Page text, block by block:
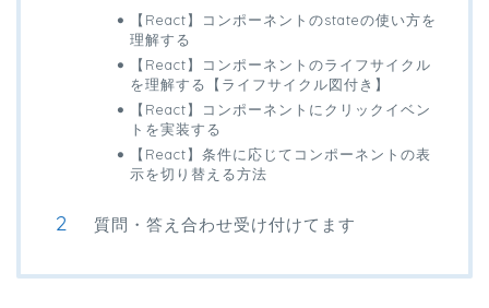
【React】コンポーネントのstateの使い方を
理解する
【React】コンポーネントのライフサイクル
を理解する【ライフサイクル図付き】
【React】コンポーネントにクリックイベン
トを実装する
【React】条件に応じてコンポーネントの表
示を切り替える方法
質問・答え合わせ受け付けてます